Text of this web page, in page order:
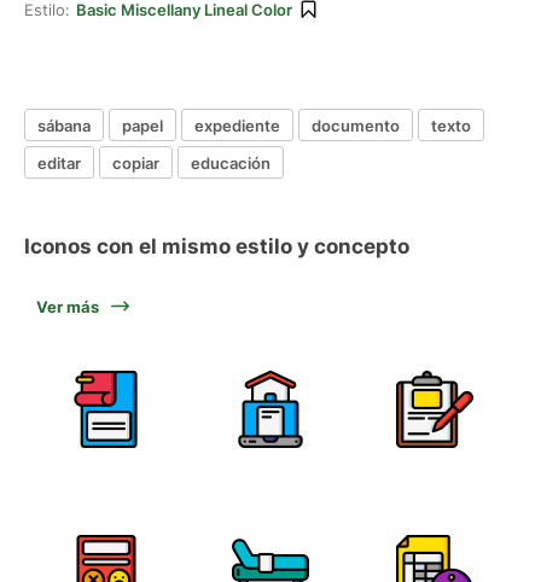
Estilo: Basic Miscellany Lineal Color
sábana papel expediente documento
texto
editar
copiar educación
Iconos con el mismo estilo y concepto
Ver más